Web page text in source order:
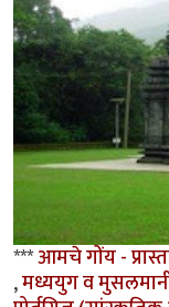
***आमचे गोंय -
,मध्ययुग व